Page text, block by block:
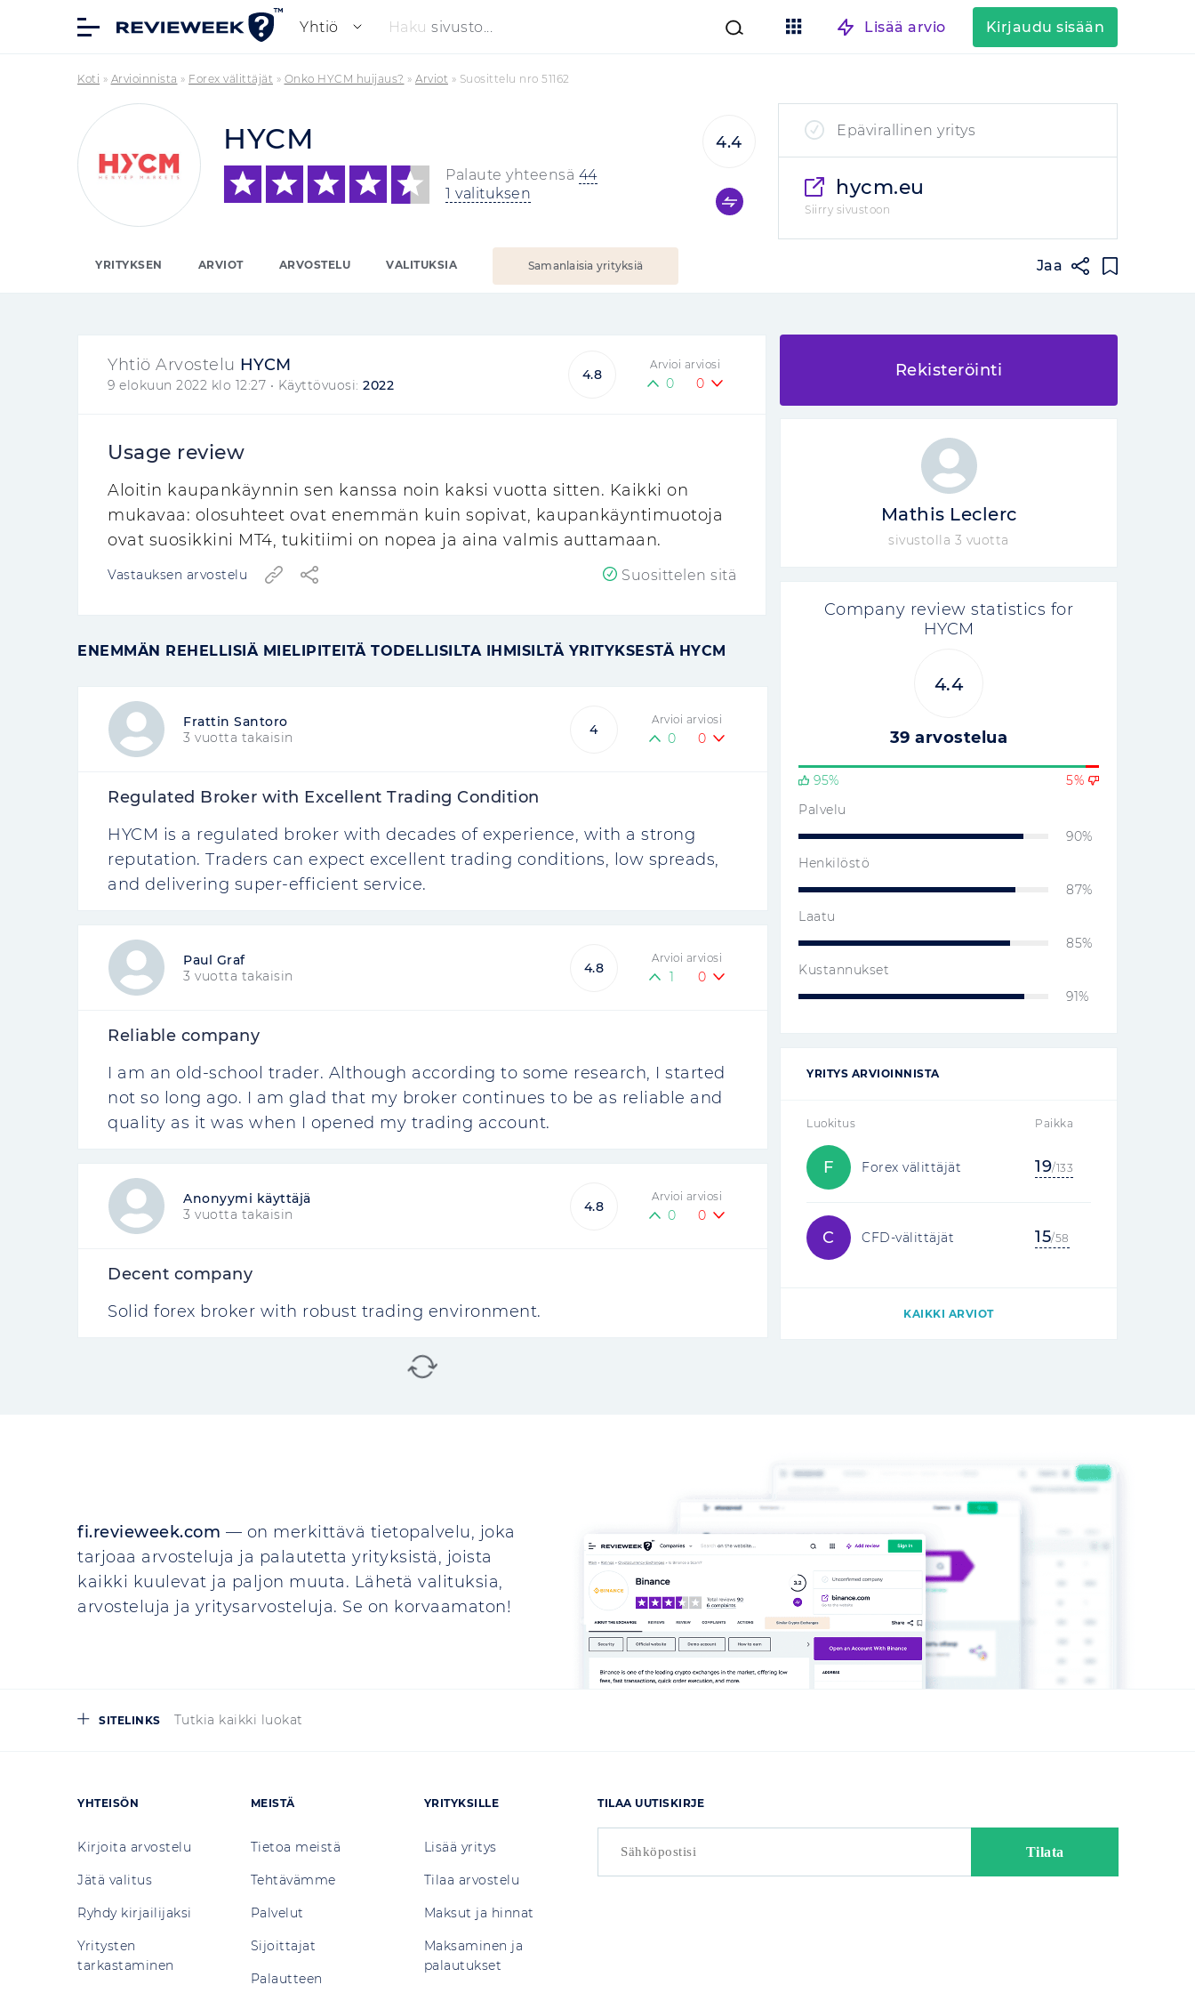
Yhtiö Haku sivusto... Lisää arvio Kirjaudu sisään
Koti » Arvioinnista » Forex välittäjät » Onko HYCM huijaus? » Arviot » Suosittelu nro 51162
HYCM
Palaute yhteensä 44
1 valituksen
4.4
Epävirallinen yritys
hycm.eu
Siirry sivustoon
YRITYKSEN ARVIOT ARVOSTELU VALITUKSIA Samanlaisia yrityksiä Jaa
Yhtiö Arvostelu HYCM
9 elokuun 2022 klo 12:27 • Käyttövuosi: 2022
4.8
Arvioi arviosi
0 0
Usage review
Aloitin kaupankäynnin sen kanssa noin kaksi vuotta sitten. Kaikki on
mukavaa: olosuhteet ovat enemmän kuin sopivat, kaupankäyntimuotoja
ovat suosikkini MT4, tukitiimi on nopea ja aina valmis auttamaan.
Vastauksen arvostelu Suosittelen sitä
ENEMMÄN REHELLISIÄ MIELIPITEITÄ TODELLISILTA IHMISILTÄ YRITYKSESTÄ HYCM
Frattin Santoro
3 vuotta takaisin
4
Arvioi arviosi
0 0
Regulated Broker with Excellent Trading Condition
HYCM is a regulated broker with decades of experience, with a strong
reputation. Traders can expect excellent trading conditions, low spreads,
and delivering super-efficient service.
Paul Graf
3 vuotta takaisin
4.8
Arvioi arviosi
1 0
Reliable company
I am an old-school trader. Although according to some research, I started
not so long ago. I am glad that my broker continues to be as reliable and
quality as it was when I opened my trading account.
Anonyymi käyttäjä
3 vuotta takaisin
4.8
Arvioi arviosi
0 0
Decent company
Solid forex broker with robust trading environment.
Rekisteröinti
Mathis Leclerc
sivustolla 3 vuotta
Company review statistics for
HYCM
4.4
39 arvostelua
95%
5%
Palvelu
90%
Henkilöstö
87%
Laatu
85%
Kustannukset
91%
YRITYS ARVIOINNISTA
Luokitus Paikka
F Forex välittäjät 19/133
C CFD-välittäjät 15/58
KAIKKI ARVIOT
fi.revieweek.com — on merkittävä tietopalvelu, joka
tarjoaa arvosteluja ja palautetta yrityksistä, joista
kaikki kuulevat ja paljon muuta. Lähetä valituksia,
arvosteluja ja yritysarvosteluja. Se on korvaamaton!
SITELINKS Tutkia kaikki luokat
YHTEISÖN
Kirjoita arvostelu
Jätä valitus
Ryhdy kirjailijaksi
Yritysten
tarkastaminen
MEISTÄ
Tietoa meistä
Tehtävämme
Palvelut
Sijoittajat
Palautteen
YRITYKSILLE
Lisää yritys
Tilaa arvostelu
Maksut ja hinnat
Maksaminen ja
palautukset
TILAA UUTISKIRJE